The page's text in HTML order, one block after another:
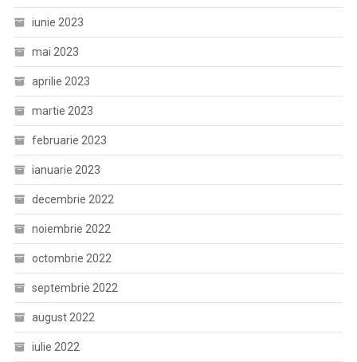
iunie 2023
mai 2023
aprilie 2023
martie 2023
februarie 2023
ianuarie 2023
decembrie 2022
noiembrie 2022
octombrie 2022
septembrie 2022
august 2022
iulie 2022